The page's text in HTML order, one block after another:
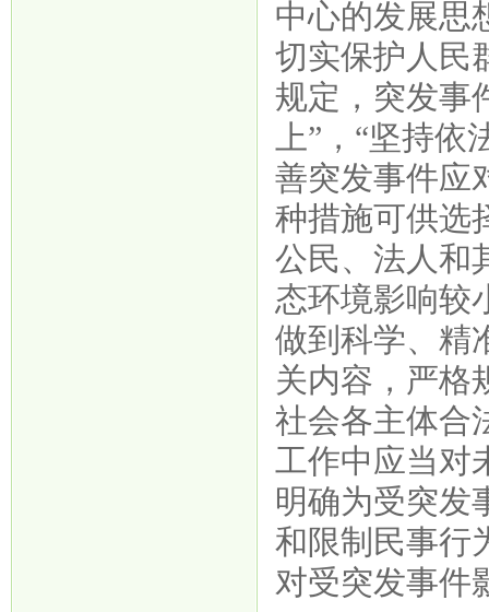
中心的发展思
切实保护人民
规定，突发事
上”，“坚持
善突发事件应
种措施可供选
公民、法人和
态环境影响较
做到科学、精
关内容，严格
社会各主体合
工作中应当对
明确为受突发
和限制民事行
对受突发事件